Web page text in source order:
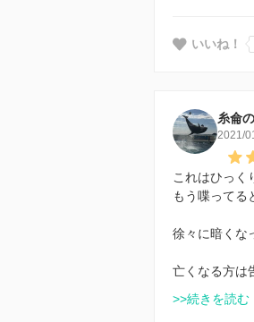
いいね！
糸侖
2021/
これはひっく
もう喋ってる
徐々に暗くな
亡くなる方は
>>続きを読む